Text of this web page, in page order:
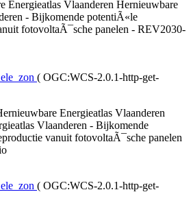
Energieatlas Vlaanderen Hernieuwbare
- Bijkomende potentiÃ«le
fotovoltaÃ¯sche panelen - REV2030-
( OGC:WCS-2.0.1-http-get-
Energieatlas Vlaanderen
Vlaanderen - Bijkomende
vanuit fotovoltaÃ¯sche panelen
( OGC:WCS-2.0.1-http-get-